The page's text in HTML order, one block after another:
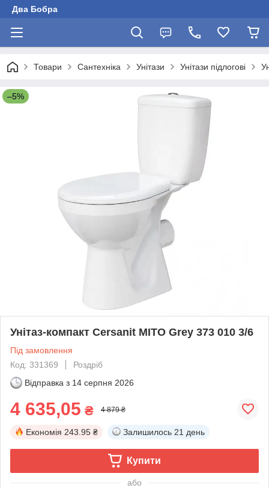
Два Бобра
Товари Сантехніка Унітази Унітази підлогові
–5%
Унітаз-компакт Cersanit MITO Grey 373 010 3/6
Під замовлення
Код: 331369
Роздріб
Відправка з 14 серпня 2026
4 635,05 ₴ 4 879 ₴
Економія 243.95 ₴ Залишилось 21 день
Купити
або